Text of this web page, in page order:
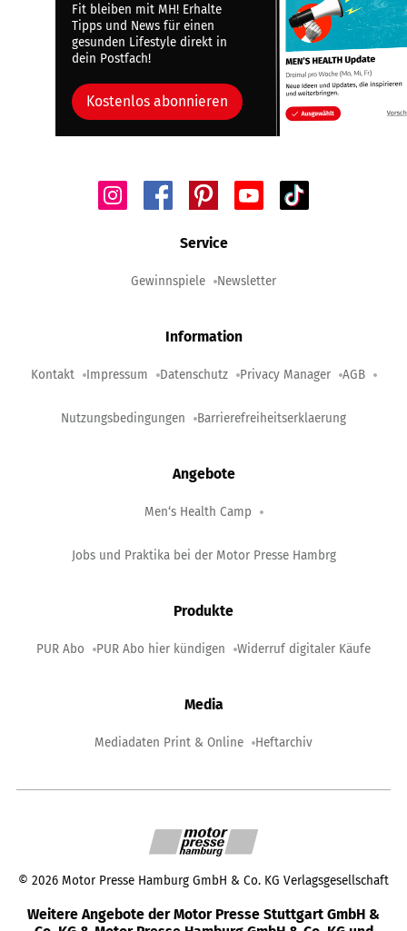
Fit bleiben mit MH! Erhalte
Tipps und News für einen
gesunden Lifestyle direkt in
dein Postfach!
Kostenlos abonnieren
Service
Gewinnspiele Newsletter
Information
Kontakt Impressum Datenschutz Privacy Manager AGB
Nutzungsbedingungen Barrierefreiheitserklaerung
Angebote
Men‘s Health Camp
Jobs und Praktika bei der Motor Presse Hambrg
Produkte
PUR Abo PUR Abo hier kündigen Widerruf digitaler Käufe
Media
Mediadaten Print & Online Heftarchiv
© 2026 Motor Presse Hamburg GmbH & Co. KG Verlagsgesellschaft
Weitere Angebote der Motor Presse Stuttgart GmbH &